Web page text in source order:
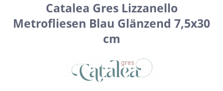
Catalea Gres Lizzanello
Metrofliesen Blau Glänzend 7,5x30
cm